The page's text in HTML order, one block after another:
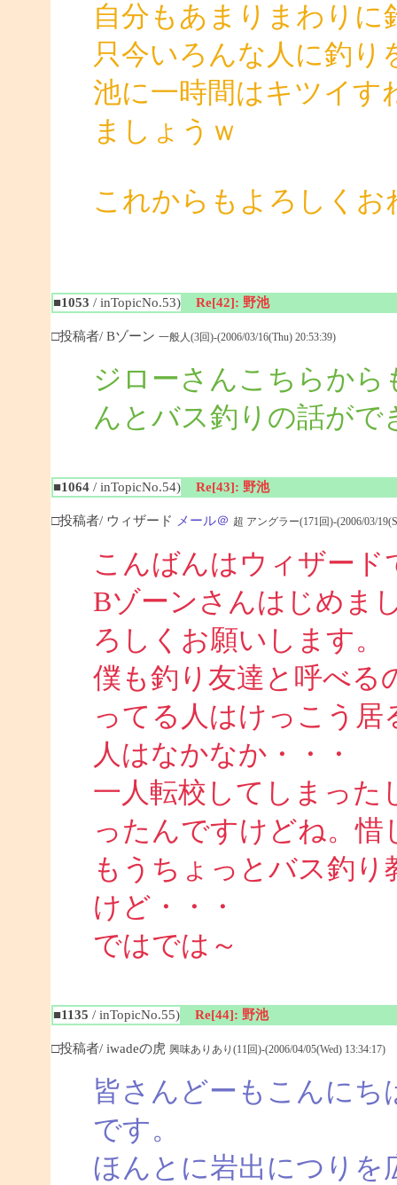
自分もあまりまわりに
只今いろんな人に釣り
池に一時間はキツイす
ましょうｗ
これからもよろしく
■1053 / inTopicNo.53) Re[42]: 野池
□投稿者/ Bゾーン 一般人(3回)-(2006/03/16(Thu) 20:53:39)
ジローさんこちらか
んとバス釣りの話がで
■1064/ inTopicNo.54) Re[43]: 野池
□投稿者/ ウィザード メール＠ 超 アングラー(171回)-(2006/03/
こんばんはウィザード
Bゾーンさんはじめま
ろしくお願いします。
僕も釣り友達と呼べる
ってる人はけっこう
人はなかなか・・・
一人転校してしまった
ったんですけどね。惜
もうちょっとバス釣
けど・・・
ではでは～
■1135 / inTopicNo.55) Re[44]: 野池
□投稿者/ iwadeの虎 興味ありあり(11回)-(2006/04/05(Wed) 13:34:17)
皆さんどーもこんにち
です。
ほんとに岩出につりを